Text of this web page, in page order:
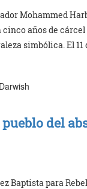
Mohammed
años de
simbólica. El
del
Baptista para